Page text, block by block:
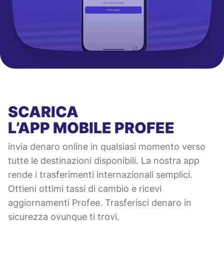
SCARICA
L’APP MOBILE PROFEE
invia denaro online in qualsiasi momento verso
tutte le destinazioni disponibili. La nostra app
rende i trasferimenti internazionali semplici.
Ottieni ottimi tassi di cambio e ricevi
aggiornamenti Profee. Trasferisci denaro in
sicurezza ovunque ti trovi.